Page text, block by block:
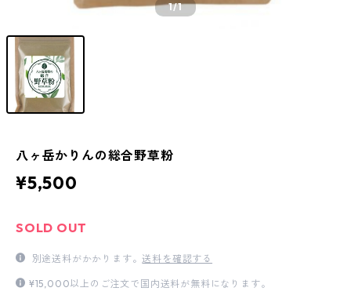
1/1
八ヶ岳かりんの総合野草粉
¥5,500
SOLD OUT
別途送料がかかります。送料を確認する
¥15,000以上のご注文で国内送料が無料になります。